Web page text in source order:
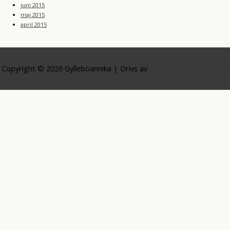
juni 2015
maj 2015
april 2015
Copyright © 2026 Gylleboannika | Drivs av